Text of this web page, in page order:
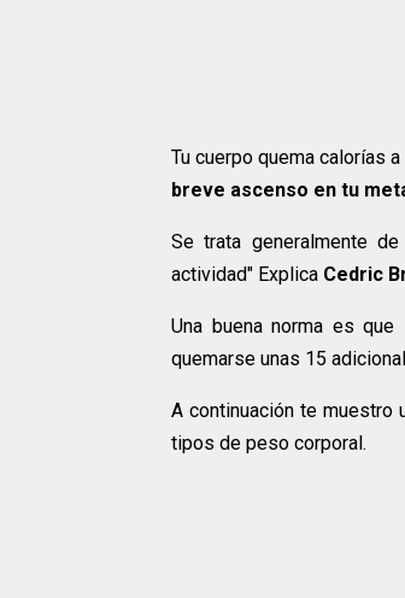
Tu cuerpo quema calorías
breve ascenso en tu
Se trata generalmente
actividad" Explica Cedric
Una buena norma es que
quemarse unas 15
A continuación te
tipos de peso corporal.